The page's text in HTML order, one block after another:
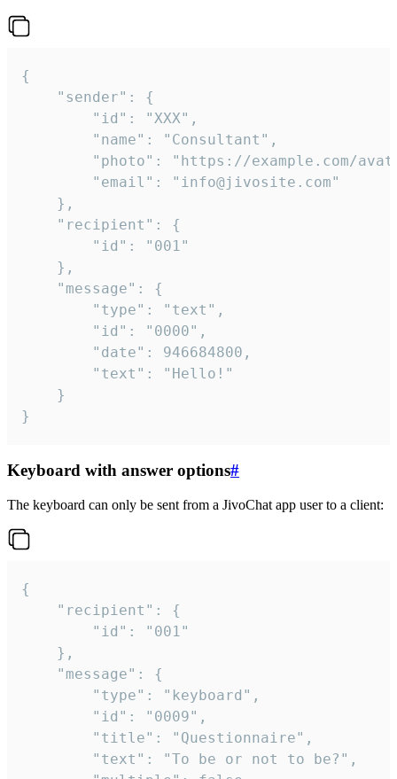
{
}
Keyboard with answer options#
The keyboard can only be sent from a JivoChat app user to a client:
{